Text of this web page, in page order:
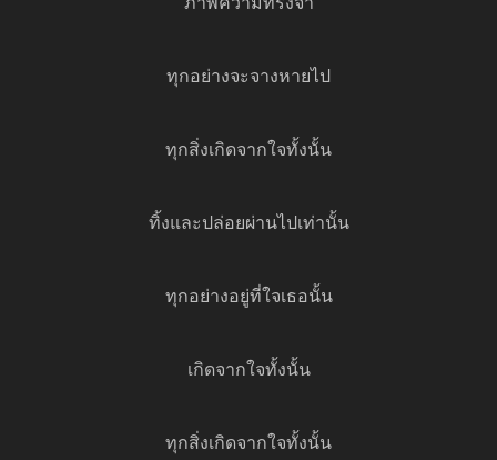
ภาพความทรงจำ
ทุกอย่างจะจางหายไป
ทุกสิ่งเกิดจากใจทั้งนั้น
ทิ้งและปล่อยผ่านไปเท่านั้น
ทุกอย่างอยู่ที่ใจเธอนั้น
เกิดจากใจทั้งนั้น
ทุกสิ่งเกิดจากใจทั้งนั้น